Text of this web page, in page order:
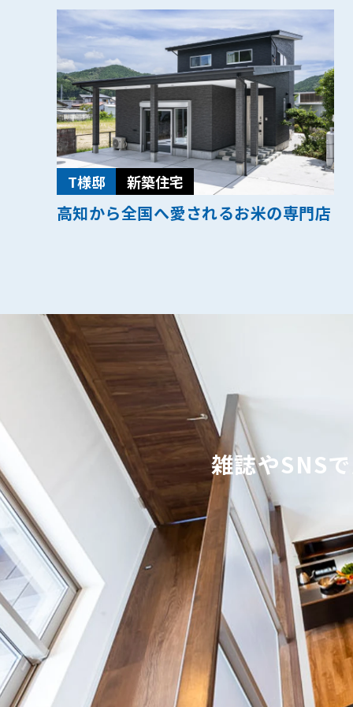
T様邸 新築住宅
高知から全国へ愛されるお米の専門店
雑誌やSNS